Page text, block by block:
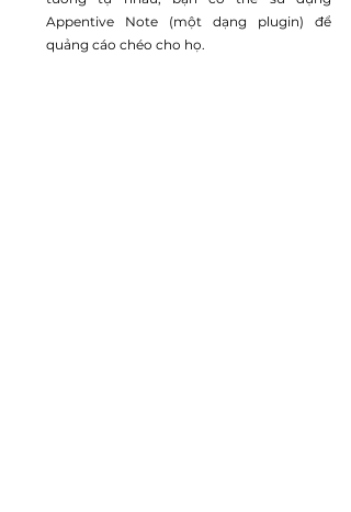
Appentive Note (một dạng plugin) để
quảng cáo chéo cho họ.